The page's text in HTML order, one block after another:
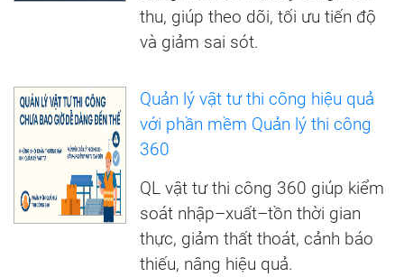
thu, giúp theo dõi, tối ưu tiến độ
và giảm sai sót.
Quản lý vật tư thi công hiệu quả
với phần mềm Quản lý thi công
360
QL vật tư thi công 360 giúp kiểm
soát nhập–xuất–tồn thời gian
thực, giảm thất thoát, cảnh báo
thiếu, nâng hiệu quả.